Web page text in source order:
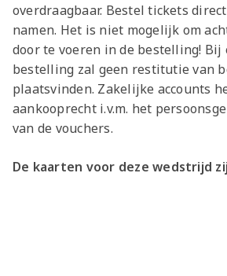
overdraagbaar. Bestel tickets
namen. Het is niet mogelijk om
door te voeren in de bestelling! Bij
bestelling zal geen restitutie van
plaatsvinden. Zakelijke accounts
aankooprecht i.v.m. het
van de vouchers.
De kaarten voor deze wedstrijd